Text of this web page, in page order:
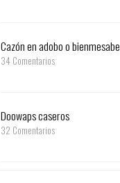
Cazón en adobo o bienmesabe
34 Comentarios
Doowaps caseros
32 Comentarios